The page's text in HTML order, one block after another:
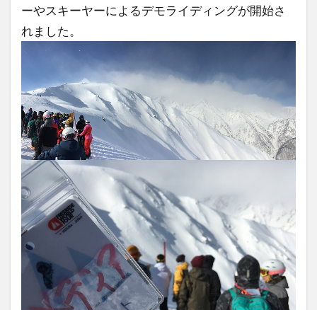
ーやスキーヤーによるデモライディングが開始さ
れました。